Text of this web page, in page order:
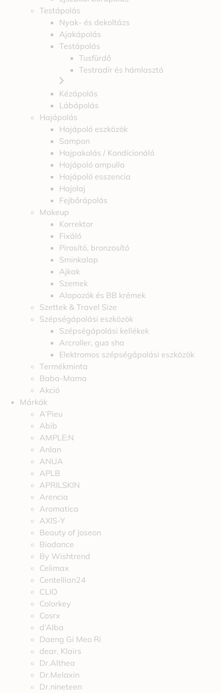
Testápolás
Nyak- és dekoltázs
Ajakápolás
Testápolás
Tusfürdő
Testradír és hámlasztó
Kézápolás
Lábápolás
Hajápolás
Hajápoló eszközök
Sampon
Hajpakolás / Kondícionáló
Hajápoló ampulla
Hajápoló esszencia
Hajolaj
Fejbőrápolás
Makeup
Korrektor
Fixáló
Pirosító, bronzosító
Sminkalap
Ajkak
Szemek
Alapozók és BB krémek
Szettek & Travel Size
Szépségápolási eszközök
Szépségápolási kellékek
Arcroller, gua sha
Elektromos szépségápolási eszközök
Termékminta
Baba-Mama
Akció
Márkák
A’Pieu
Abib
AMPLE:N
Anlan
ANUA
APLB
APRILSKIN
Arencia
Aromatica
AXIS-Y
Beauty of Joseon
Biodance
By Wishtrend
Celimax
Centellian24
CLIO
Colorkey
Cosrx
d’Alba
Daeng Gi Meo Ri
dear, Klairs
Dr.Althea
Dr.Melaxin
Dr.nineteen